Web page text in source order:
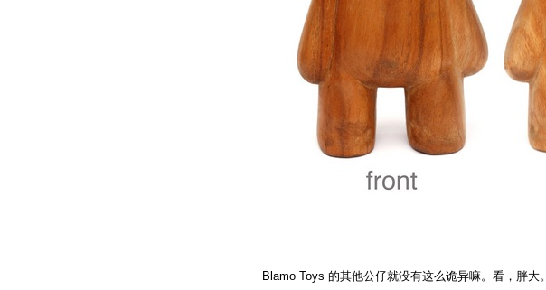
Blamo Toys 的其他公仔就没有这么诡异嘛。看，胖大。